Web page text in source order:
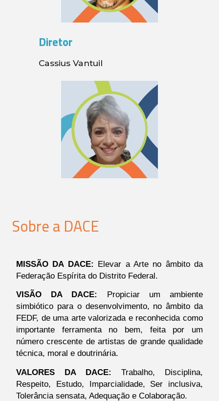
Diretor
Cassius Vantuil
Sobre a DACE
MISSÃO DA DACE: Elevar a Arte no âmbito da
Federação Espírita do Distrito Federal.
VISÃO DA DACE:
Propiciar um ambiente
simbiótico para o desenvolvimento, no âmbito da
FEDF, de uma arte valorizada e reconhecida como
importante ferramenta no bem, feita por um
número crescente de artistas de grande qualidade
técnica, moral e doutrinária.
VALORES DA DACE: Trabalho, Disciplina,
Respeito, Estudo, Imparcialidade, Ser inclusiva,
Tolerância sensata, Adequação e Colaboração.